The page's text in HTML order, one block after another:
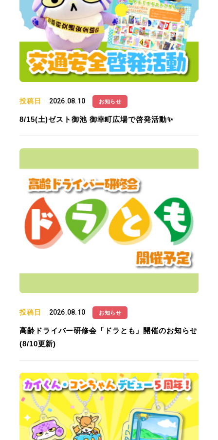
投稿日 2026.08.10 お知らせ
8/15(土)ゼスト御池 御幸町広場で啓発活動✨
投稿日 2026.08.10 お知らせ
高齢ドライバー研修会「ドラとも」開催のお知らせ
(8/10更新)